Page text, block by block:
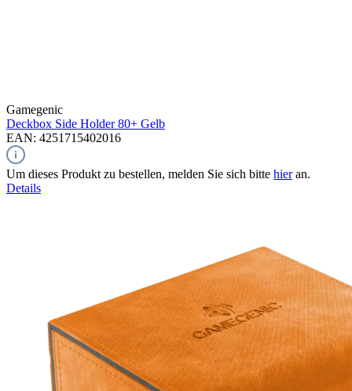
Gamegenic
Deckbox Side Holder 80+ Gelb
EAN: 4251715402016
Um dieses Produkt zu bestellen, melden Sie sich bitte hieran.
Details